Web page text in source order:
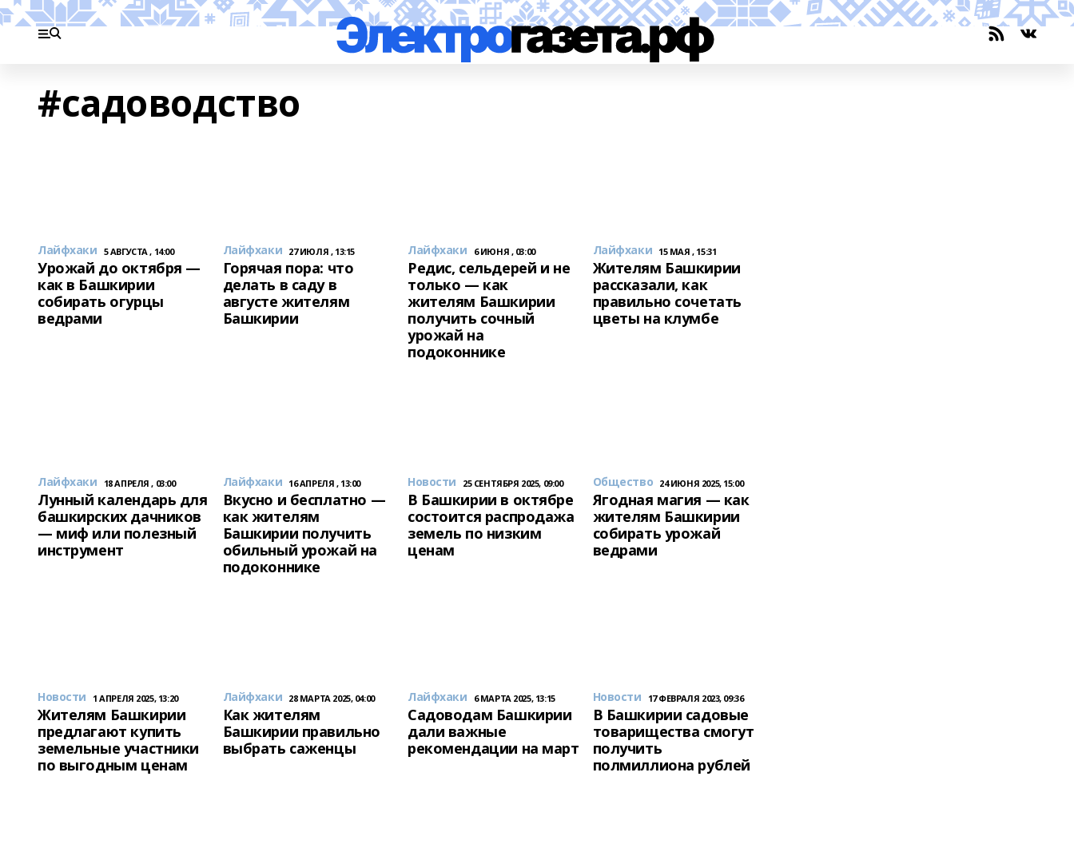
#садоводство
Лайфхаки 5 АВГУСТА , 14:00
Урожай до октября —
как в Башкирии
собирать огурцы
ведрами
Лайфхаки 27 ИЮЛЯ , 13:15
Горячая пора: что
делать в саду в
августе жителям
Башкирии
Лайфхаки 6 ИЮНЯ , 03:00
Редис, сельдерей и не
только — как
жителям Башкирии
получить сочный
урожай на
подоконнике
Лайфхаки 15 МАЯ , 15:31
Жителям Башкирии
рассказали, как
правильно сочетать
цветы на клумбе
Лайфхаки 18 АПРЕЛЯ , 03:00
Лунный календарь для
башкирских дачников
— миф или полезный
инструмент
Лайфхаки 16 АПРЕЛЯ , 13:00
Вкусно и бесплатно —
как жителям
Башкирии получить
обильный урожай на
подоконнике
Новости 25 СЕНТЯБРЯ 2025, 09:00
В Башкирии в октябре
состоится распродажа
земель по низким
ценам
Общество 24 ИЮНЯ 2025, 15:00
Ягодная магия — как
жителям Башкирии
собирать урожай
ведрами
Новости 1 АПРЕЛЯ 2025, 13:20
Жителям Башкирии
предлагают купить
земельные участники
по выгодным ценам
Лайфхаки 28 МАРТА 2025, 04:00
Как жителям
Башкирии правильно
выбрать саженцы
Лайфхаки 6 МАРТА 2025, 13:15
Садоводам Башкирии
дали важные
рекомендации на март
Новости 17 ФЕВРАЛЯ 2023, 09:36
В Башкирии садовые
товарищества смогут
получить
полмиллиона рублей